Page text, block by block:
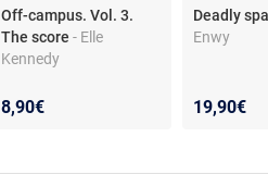
Off-campus. Vol. 3.
The score- Elle
Kennedy
8,90€
Deadly
Enwy
19,90€